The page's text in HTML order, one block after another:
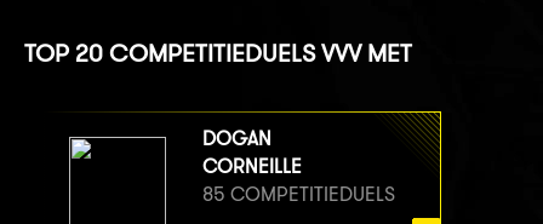
TOP 20 COMPETITIEDUELS VVV MET
DOGAN
CORNEILLE
85 COMPETITIEDUELS